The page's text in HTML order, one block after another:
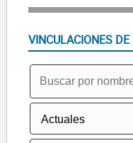
VINCULACIONES